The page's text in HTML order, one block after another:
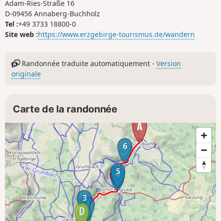
Adam-Ries-Straße 16
D-09456 Annaberg-Buchholz
Tel :+49 3733 18800-0
Site web :https://www.erzgebirge-tourismus.de/wandern
Randonnée traduite automatiquement -Version
originale
Carte de la randonnée
1
2
3
4
5
6